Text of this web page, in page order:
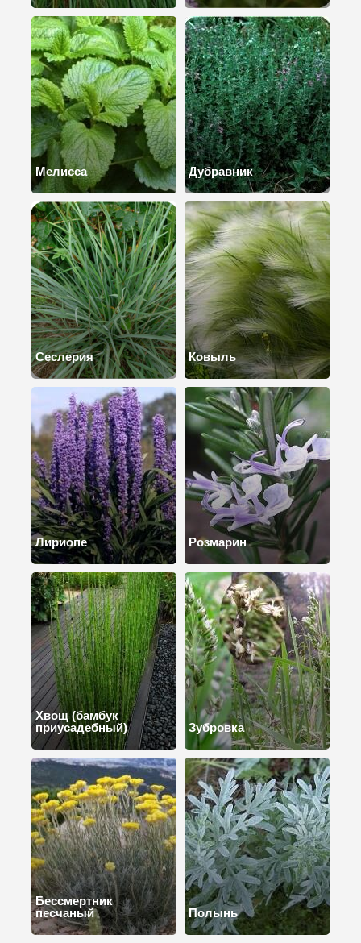
Мелисса Дубравник
Сеслерия Ковыль
Лириопе Розмарин
Хвощ (бамбук
приусадебный)
Зубровка
Бессмертник
песчаный
Полынь